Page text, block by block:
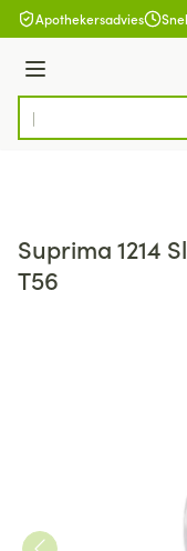
Ga naar de inhoud
Apothekersadvies
Menu
Product, merk,
Suprima 1214
T56